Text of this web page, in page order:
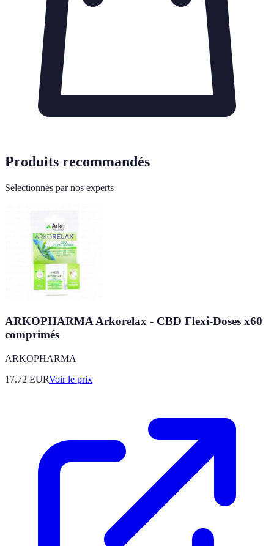
Produits recommandés
Sélectionnés par nos experts
ARKOPHARMA Arkorelax - CBD Flexi-Doses x60
comprimés
ARKOPHARMA
17.72 EURVoir le prix